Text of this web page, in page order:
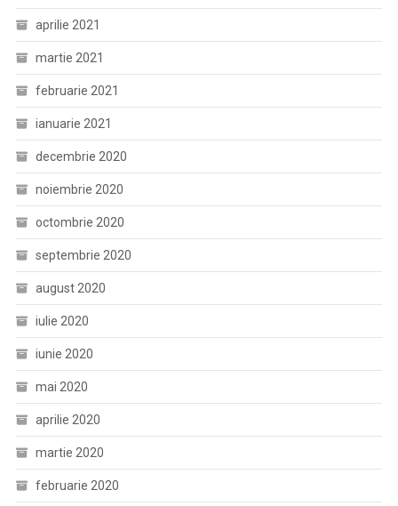
aprilie 2021
martie 2021
februarie 2021
ianuarie 2021
decembrie 2020
noiembrie 2020
octombrie 2020
septembrie 2020
august 2020
iulie 2020
iunie 2020
mai 2020
aprilie 2020
martie 2020
februarie 2020